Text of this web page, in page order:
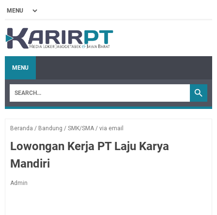
MENU
Beranda / Bandung / SMK/SMA / via email
Lowongan Kerja PT Laju Karya
Mandiri
Admin